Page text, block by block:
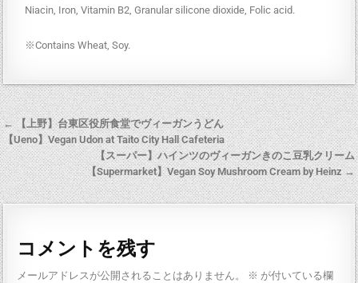
Niacin, Iron, Vitamin B2, Granular silicone dioxide, Folic acid.
※Contains Wheat, Soy.
← 【上野】台東区役所食堂でヴィーガンうどん
【Ueno】Vegan Udon at Taito City Hall Cafeteria
【スーパー】ハインツのヴィーガンきのこ豆乳クリーム
【Supermarket】Vegan Soy Mushroom Cream by Heinz →
コメントを残す
メールアドレスが公開されることはありません。 ※ が付いている欄